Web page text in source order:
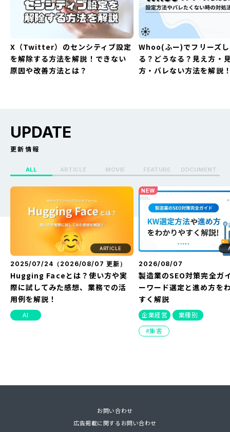
X（Twitter）のセンシティブ設定
を解除する方法を解説！できない
原因や改善方法とは？
Whoo(ふー)でフリーズ
る？どうなる？見え方・
方・バレない方法を解説
を解除する方法を解説！できない
原因や改善方法とは？
る？どうなる？見え方・
方・バレない方法を解説
UPDATE
更新情報
ALL ARTICLE MOVIE FEATURE DOCUMENT
ARTICLE
2025/07/24（ 2026/08/07 更新）
Hugging Faceとは？使い方や実
際に試してみた感想、業務での活
用例を解説！
AI
NEW
2026/08/07
製造業のSEO対策完全ガ
ーワード選定と進め方を
すく解説
企業経営
業種別
集客
お問い合わせ
広告掲載に関するお問い合わせ